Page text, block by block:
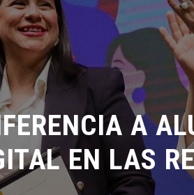
A
EN LAS
NO COMMENTS | SIN CATEGORÍA